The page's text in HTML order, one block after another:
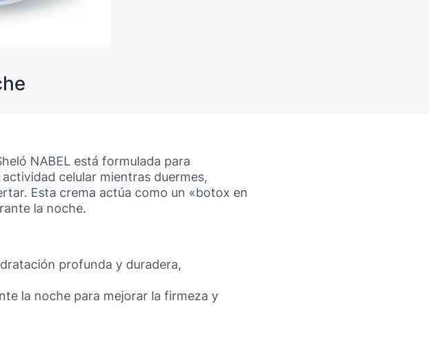
NABEL está formulada para
celular mientras duermes,
Esta crema actúa como un «botox en
la noche.
profunda y duradera,
la noche para mejorar la firmeza y